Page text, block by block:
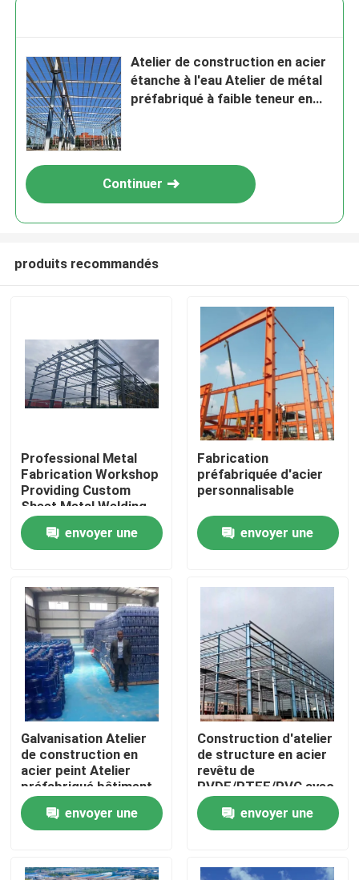
Produits
À propos de nous
Contrôle de la qualité
Nous contacter
Nouvelles
Les affaires
Demandez un devis
Entrepôt de structures en acier
Atelier de construction en acier
étanche à l'eau Atelier de métal
préfabriqué à faible teneur en
Continuer
produits recommandés
Professional Metal
Fabrication Workshop
Providing Custom
Sheet Metal Welding
Cutting and Assembly
Solutions for
Industrial
envoyer une
Fabrication
préfabriquée d'acier
personnalisable
envoyer une
Galvanisation Atelier
de construction en
acier peint Atelier
préfabriqué bâtiment
envoyer une
Construction d'atelier
de structure en acier
revêtu de
PVDF/PTFE/PVC avec
capacité de levage par
grue
envoyer une